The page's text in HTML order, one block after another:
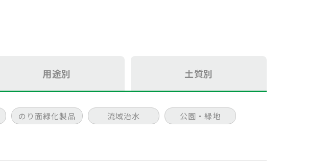
用途別 土質別
のり面緑化製品 流域治水
公園・緑地